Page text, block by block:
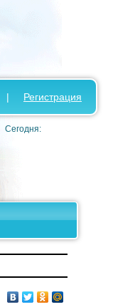
| Регистрация
Сегодня: